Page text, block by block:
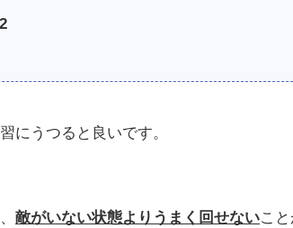
にうつると良いです。
敵がいない状態よりうまく回せないこ